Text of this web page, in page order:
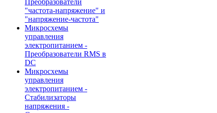
Преобразователи
"частота-напряжение" и
"напряжение-частота"
Микросхемы
управления
электропитанием -
Преобразователи RMS в
DC
Микросхемы
управления
электропитанием -
Стабилизаторы
напряжения -